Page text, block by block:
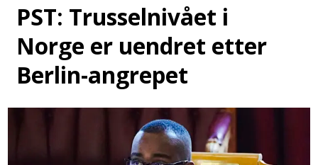
PST: Trusselnivået i
Norge er uendret etter
Berlin-angrepet